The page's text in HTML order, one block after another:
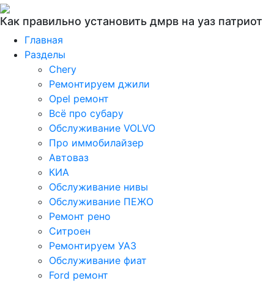
Как правильно установить дмрв на уаз патриот
Главная
Разделы
Chery
Ремонтируем джили
Opel ремонт
Всё про субару
Обслуживание VOLVO
Про иммобилайзер
Автоваз
КИА
Обслуживание нивы
Обслуживание ПЕЖО
Ремонт рено
Ситроен
Ремонтируем УАЗ
Обслуживание фиат
Ford ремонт